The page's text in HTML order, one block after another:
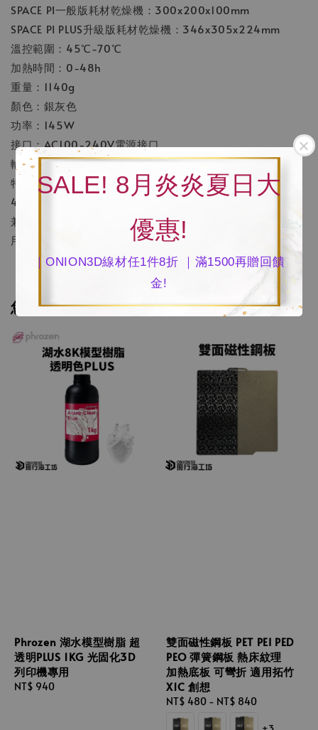
SALE! 8月炎炎夏日大
優惠!
｜ONION3D線材任1件8折 ｜滿1500再贈回饋
金!
SPACE PI一般版耗材乾燥機：300x200x100mm
SPACE PI PLUS升級版耗材乾燥機：346x305x224mm
溫控範圍：45℃-70℃
加熱時間：0-48h
重量：1140g
顏色：銀灰色
功率：145W
接口：AC100-240V電源接口
輸入電壓：AC 100-240V 50/60Hz
特色：加熱乾燥、防塵防潮、兼容性強、乾燥時間可設置0-
48h、360°熱風循環、參數斷電記憶功能、液晶觸控螢幕
兼容：1.75mm線徑及2.85mm線徑/直徑200mm耗材捲使
用
您可能也喜歡
Phrozen 湖水模型樹脂 超
透明PLUS 1KG 光固化3D
列印機專用
Regular
NT$ 940
雙面磁性鋼板 PET PEI PED
PEO 彈簧鋼板 熱床紋理
加熱底板 可彎折 適用拓竹
X1C 創想
Regular
price
NT$ 480 - NT$ 840